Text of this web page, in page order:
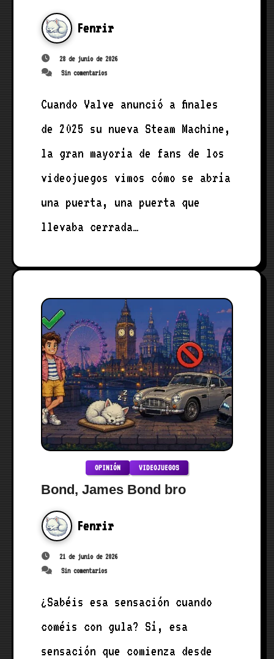
en 2026
Fenrir
28 de junio de 2026
Sin comentarios
Cuando Valve anunció a finales
de 2025 su nueva Steam Machine,
la gran mayoría de fans de los
videojuegos vimos cómo se abría
una puerta, una puerta que
llevaba cerrada…
OPINIÓN VIDEOJUEGOS
Bond, James Bond bro
Fenrir
21 de junio de 2026
Sin comentarios
¿Sabéis esa sensación cuando
coméis con gula? Sí, esa
sensación que comienza desde